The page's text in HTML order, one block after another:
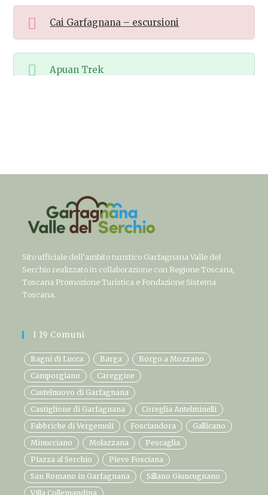
Cai Garfagnana – escursioni
Apuan Trek
Sito ufficiale dell’ambito turistico Garfagnana Valle del
Serchio realizzato in collaborazione con Regione Toscana,
Toscana Promozione Turistica e Fondazione Sistema
Toscana.
I 19 Comuni
Bagni di Lucca Barga
Borgo a Mozzano
Camporgiano
Careggine
Castelnuovo di Garfagnana
Castiglione di Garfagnana
Coreglia Antelminelli
Fabbriche di Vergemoli
Fosciandora
Gallicano
Minucciano
Molazzana
Pescaglia
Piazza al Serchio
Pieve Fosciana
San Romano in Garfagnana
Sillano Giuncugnano
Villa Collemandina